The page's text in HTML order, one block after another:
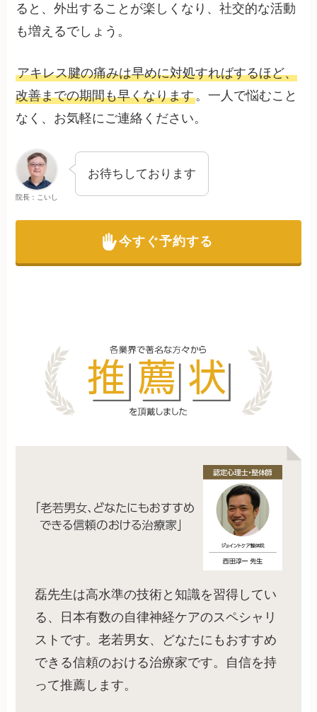
ると、外出することが楽しくなり、社交的な活動
も増えるでしょう。
アキレス腱の痛みは早めに対処すればするほど、
改善までの期間も早くなります。一人で悩むこと
なく、お気軽にご連絡ください。
院長：こいし
お待ちしております
今すぐ予約する
磊先生は高水準の技術と知識を習得してい
る、日本有数の自律神経ケアのスペシャリ
ストです。老若男女、どなたにもおすすめ
できる信頼のおける治療家です。自信を持
って推薦します。